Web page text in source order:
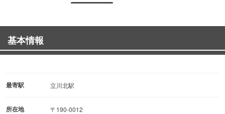
基本情報
最寄駅 立川北駅
所在地
〒190-0012